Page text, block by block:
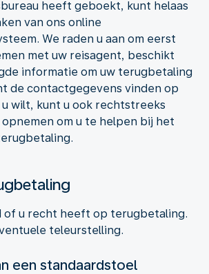
heeft geboekt, kunt helaas
van ons online
We raden u aan om eerst
met uw reisagent, beschikt
informatie om uw terugbetaling
de contactgegevens vinden op
wilt, kunt u ook rechtstreeks
om u te helpen bij het
of u recht heeft op terugbetaling.
teleurstelling.
een standaardstoel